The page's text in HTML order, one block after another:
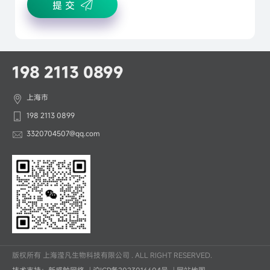
提 交
198 2113 0899
上海市
198 2113 0899
3320704507@qq.com
版权所有 上海滢凡生物科技有限公司 . ALL RIGHT RESERVED.